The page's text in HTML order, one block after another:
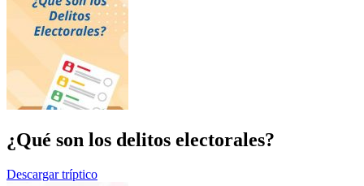
¿Qué son los delitos electorales?
Descargar tríptico